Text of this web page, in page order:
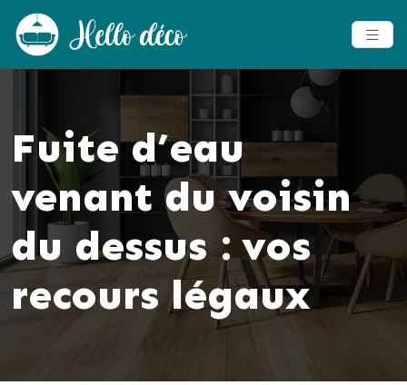
Fuite d’eau
venant du voisin
du dessus : vos
recours légaux